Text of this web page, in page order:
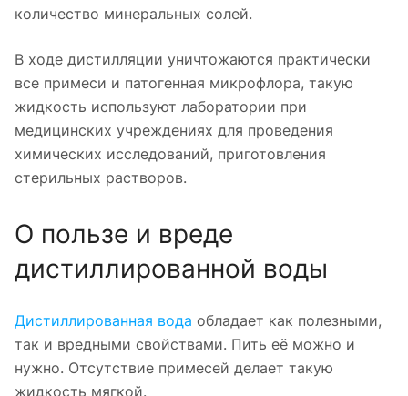
количество минеральных солей.
В ходе дистилляции уничтожаются практически
все примеси и патогенная микрофлора, такую
жидкость используют лаборатории при
медицинских учреждениях для проведения
химических исследований, приготовления
стерильных растворов.
О пользе и вреде
дистиллированной воды
Дистиллированная вода обладает как полезными,
так и вредными свойствами. Пить её можно и
нужно. Отсутствие примесей делает такую
жидкость мягкой.